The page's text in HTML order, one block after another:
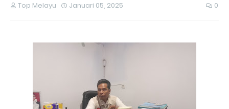
Top Melayu Januari 05, 2025 0